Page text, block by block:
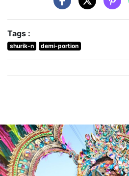
Tags :
shurik-n demi-portion